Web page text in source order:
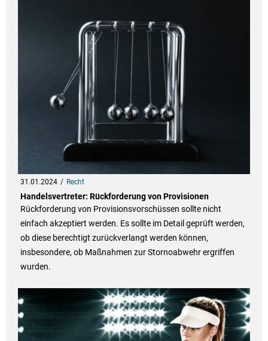
31.01.2024 Recht
Handelsvertreter: Rückforderung von Provisionen
Rückforderung von Provisionsvorschüssen sollte nicht
einfach akzeptiert werden. Es sollte im Detail geprüft werden,
ob diese berechtigt zurückverlangt werden können,
insbesondere, ob Maßnahmen zur Stornoabwehr ergriffen
wurden.